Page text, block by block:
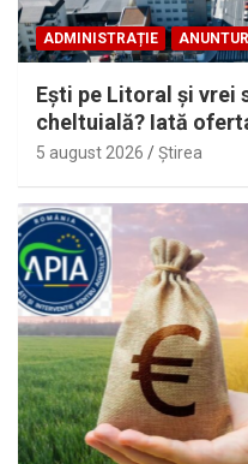
ADMINISTRAȚIE
Eşti pe Litoral şi vrei
cheltuială? Iată
5 august 2026 Ştirea